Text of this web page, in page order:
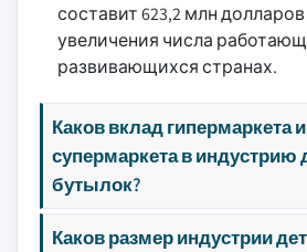
составит 623,2 млн
увеличения числа
развивающихся странах.
Каков вклад гипермаркета и
супермаркета в индустрию
бутылок?
Каков размер индустрии